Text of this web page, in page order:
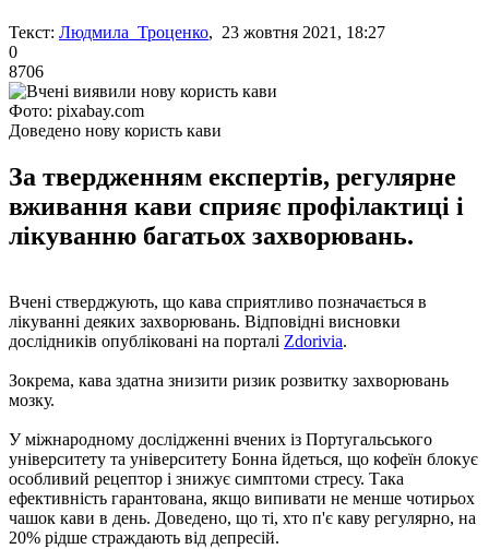
Текст: Людмила Троценко, 23 жовтня 2021, 18:27
0
8706
Фото: pixabay.com
Доведено нову користь кави
За твердженням експертів, регулярне
вживання кави сприяє профілактиці і
лікуванню багатьох захворювань.
Вчені стверджують, що кава сприятливо позначається в
лікуванні деяких захворювань. Відповідні висновки
дослідників опубліковані на порталі Zdorivia.
Зокрема, кава здатна знизити ризик розвитку захворювань
мозку.
У міжнародному дослідженні вчених із Португальського
університету та університету Бонна йдеться, що кофеїн блокує
особливий рецептор і знижує симптоми стресу. Така
ефективність гарантована, якщо випивати не менше чотирьох
чашок кави в день. Доведено, що ті, хто п'є каву регулярно, на
20% рідше страждають від депресій.